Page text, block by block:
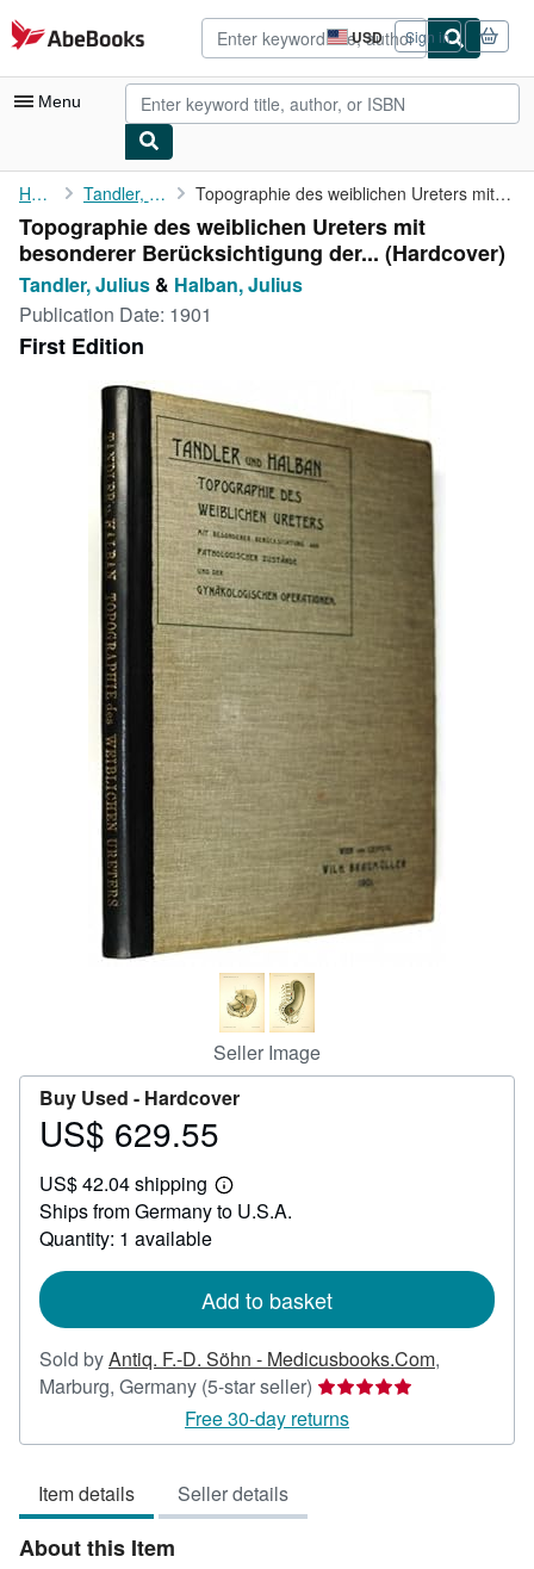
Skip to main content
AbeBooks.com USD
Site
shopping
preferences
Sign in
Menu
My Account
My Purchases
Advanced Search
Browse Collections
Rare Books
Art & Collectibles
Start Selling
CLOSE
Home Tandler, Julius Topographie des weiblichen Ureters mit besonderer ...
Topographie des weiblichen Ureters mit
besonderer Berücksichtigung der... (Hardcover)
Tandler, Julius & Halban, Julius
Publication Date: 1901
First Edition
Seller Image
Buy Used - Hardcover
Price
629.55
US$ 629.55
US$ 42.04 shipping
Learn
more
Ships from Germany to U.S.A.
Quantity: 1 available
Add to basket
Sold byAntiq. F.-D. Söhn - Medicusbooks.Com,
Marburg, Germany (5-star seller) Seller
rating
5
Free 30-day returns
Item details Seller details
About this Item